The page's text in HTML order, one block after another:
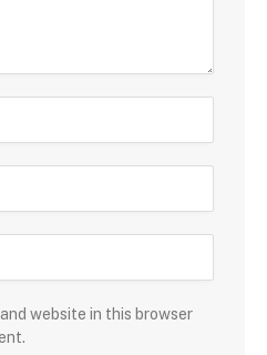
website in this browser